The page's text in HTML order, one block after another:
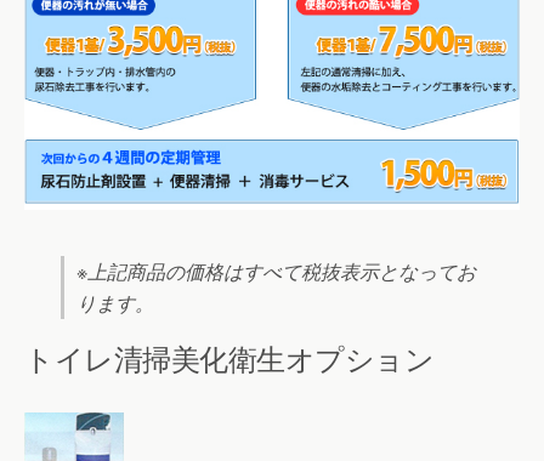
※上記商品の価格はすべて税抜表示となってお
ります。
トイレ清掃美化衛生オプション